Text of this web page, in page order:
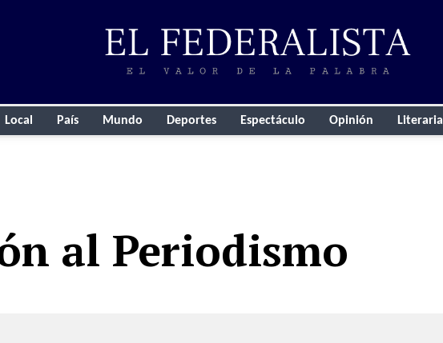
Local País Mundo Deportes Espectáculo Opinión Literaria
al Periodismo